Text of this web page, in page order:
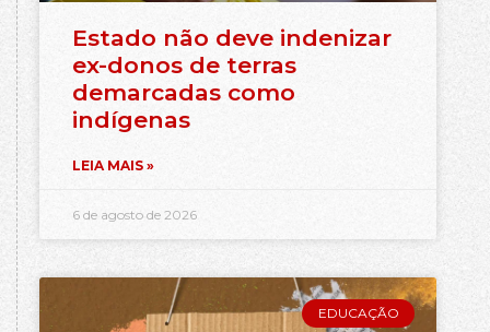
Estado não deve indenizar
ex-donos de terras
demarcadas como
indígenas
LEIA MAIS »
6 de agosto de 2026
EDUCAÇÃO